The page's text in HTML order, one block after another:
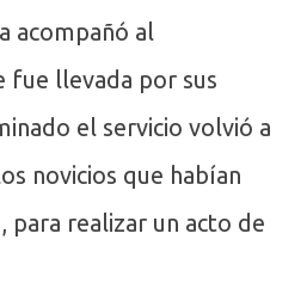
acompañó al
fue llevada por sus
el servicio volvió a
novicios que habían
realizar un acto de